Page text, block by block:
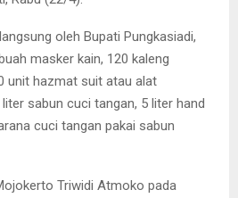
oleh Bupati Pungkasiadi,
masker kain, 120 kaleng
unit hazmat suit atau alat
sabun cuci tangan, 5 liter hand
cuci tangan pakai sabun
Triwidi Atmoko pada